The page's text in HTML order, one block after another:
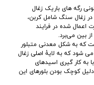
رگه‌ های باریک زغال
زغال سنگ شامل کربن،
اعمال شده در فرایند
بین می‌برد.
که به شکل معدنی متبلور
‌شود که به لایۀ اصلی زغال
به کار گیری اسیدهای
کوچک بودن بلورهای این